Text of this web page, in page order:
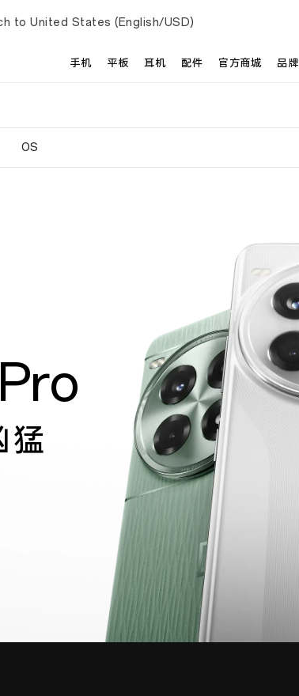
to United States (English/USD)
手机 平板 耳机 配件 官方商城 品牌
OS
猛